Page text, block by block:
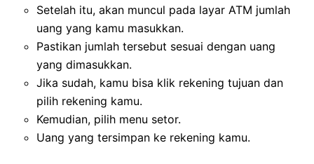
Setelah itu, akan muncul pada layar ATM jumlah
uang yang kamu masukkan.
Pastikan jumlah tersebut sesuai dengan uang
yang dimasukkan.
Jika sudah, kamu bisa klik rekening tujuan dan
pilih rekening kamu.
Kemudian, pilih menu setor.
Uang yang tersimpan ke rekening kamu.